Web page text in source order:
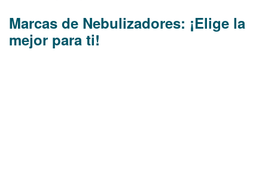
Marcas de Nebulizadores: ¡Elige la
mejor para ti!